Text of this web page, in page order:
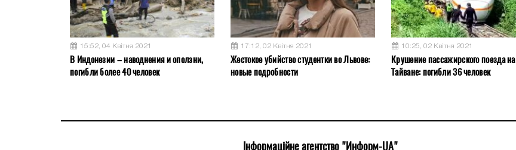
15:52, 04 Квітня 2021
В Индонезии – наводнения и оползни,
погибли более 40 человек
17:12, 02 Квітня 2021
Жестокое убийство студентки во Львове:
новые подробности
10:25, 02 Квітня 2021
Крушение пассажирского поезда на
Тайване: погибли 36 человек
Інформаційне агентство "Информ-UA"